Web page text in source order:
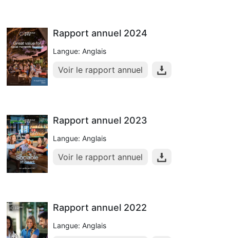
Rapport annuel 2024
Langue: Anglais
Voir le rapport annuel
Rapport annuel 2023
Langue: Anglais
Voir le rapport annuel
Rapport annuel 2022
Langue: Anglais